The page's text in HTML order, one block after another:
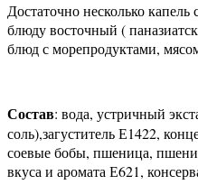
Достаточно несколько
блюду восточный (
блюд с морепродуктами,
Состав: вода, устричный
соль),загуститель Е1422,
соевые бобы, пшеница,
вкуса и аромата Е621,